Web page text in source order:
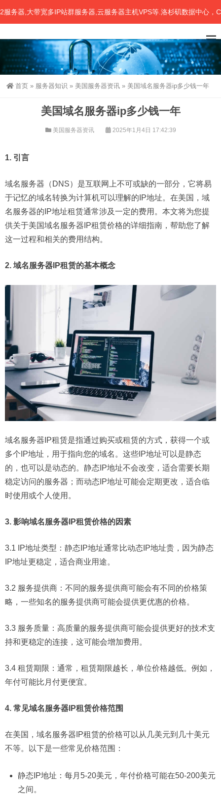
,大带宽多IP站群服务器,云服务器主机VPS等.洛杉矶数据中心，CN2
首页 » 服务器知识 » 美国服务器资讯 » 美国域名服务器ip多少钱一年
美国域名服务器ip多少钱一年
美国服务器资讯 2025年1月4日 17:42:39
1. 引言
域名服务器（DNS）是互联网上不可或缺的一部分，它将易
于记忆的域名转换为计算机可以理解的IP地址。在美国，域
名服务器的IP地址租赁通常涉及一定的费用。本文将为您提
供关于美国域名服务器IP租赁价格的详细指南，帮助您了解
这一过程和相关的费用结构。
2. 域名服务器IP租赁的基本概念
域名服务器IP租赁是指通过购买或租赁的方式，获得一个或
多个IP地址，用于指向您的域名。这些IP地址可以是静态
的，也可以是动态的。静态IP地址不会改变，适合需要长期
稳定访问的服务器；而动态IP地址可能会定期更改，适合临
时使用或个人使用。
3. 影响域名服务器IP租赁价格的因素
3.1 IP地址类型：静态IP地址通常比动态IP地址贵，因为静态
IP地址更稳定，适合商业用途。
3.2 服务提供商：不同的服务提供商可能会有不同的价格策
略，一些知名的服务提供商可能会提供更优惠的价格。
3.3 服务质量：高质量的服务提供商可能会提供更好的技术支
持和更稳定的连接，这可能会增加费用。
3.4 租赁期限：通常，租赁期限越长，单位价格越低。例如，
年付可能比月付更便宜。
4. 常见域名服务器IP租赁价格范围
在美国，域名服务器IP租赁的价格可以从几美元到几十美元
不等。以下是一些常见价格范围：
静态IP地址：每月5-20美元，年付价格可能在50-200美元
之间。